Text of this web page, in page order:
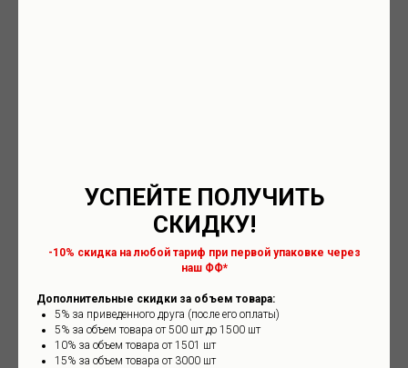
ПЕРЕСЧЕТ ВСЕГО ТОВАРА ДО НАЧАЛА РАБОТ С
РАЗГРУЗКА НА СКЛАДЕ (КОРОБА/МЕШКИ)
РАЗГРУЗКА НА СКЛАДЕ (ПАЛЛЕТЫ)
УСПЕЙТЕ ПОЛУЧИТЬ
СКИДКУ!
-10% скидка на любой тариф при первой упаковке через
наш ФФ*
Дополнительные скидки за объем товара:
5% за приведенного друга (после его оплаты)
5% за объем товара от 500 шт до 1500 шт
10% за объем товара от 1501 шт
15% за объем товара от 3000 шт